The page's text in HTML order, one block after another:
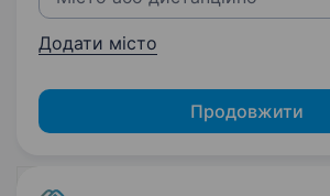
Додати місто
Продовжити